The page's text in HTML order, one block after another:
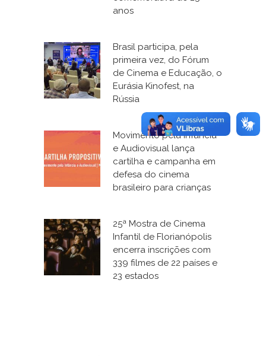
anos
Brasil participa, pela
primeira vez, do Fórum
de Cinema e Educação, o
Eurásia Kinofest, na
Rússia
Movimento pela Infância
e Audiovisual lança
cartilha e campanha em
defesa do cinema
brasileiro para crianças
25ª Mostra de Cinema
Infantil de Florianópolis
encerra inscrições com
339 filmes de 22 países e
23 estados